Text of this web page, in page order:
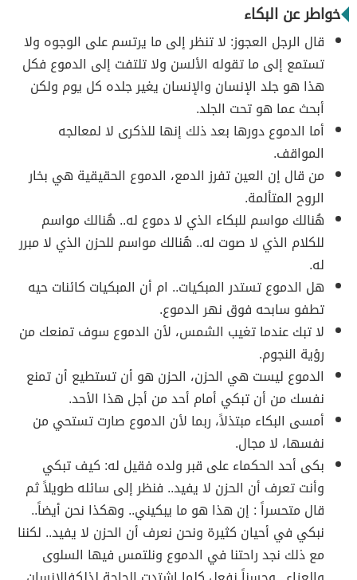
خواطر عن البكاء
قال الرجل العجوز: لا تنظر إلى ما يرتسم على الوجوه ولا
تستمع إلى ما تقوله الألسن ولا تلتفت إلى الدموع فكل
هذا هو جلد الإنسان والإنسان يغير جلده كل يوم ولكن
أبحث عما هو تحت الجلد.
أما الدموع دورها بعد ذلك إنها للذكرى لا لمعالجه
المواقف.
من قال إن العين تفرز الدمع، الدموع الحقيقية هي بخار
الروح المتألمة.
هُنالك مواسم للبكاء الذي لا دموع له.. هُنالك مواسم
للكلام الذي لا صوت له.. هُنالك مواسم للحزن الذي لا مبرر
له.
هل الدموع تستدر المبكيات.. ام أن المبكيات كائنات حيه
تطفو سابحه فوق نهر الدموع.
لا تبك عندما تغيب الشمس، لأن الدموع سوف تمنعك من
رؤية النجوم.
الدموع ليست هي الحزن، الحزن هو أن تستطيع أن تمنع
نفسك من أن تبكي أمام أحد من أجل هذا الأحد.
أمسى البكاء مبتذلاً، ربما لأن الدموع صارت تستحي من
نفسها، لا مجال.
بكى أحد الحكماء على قبر ولده فقيل له: كيف تبكي
وأنت تعرف أن الحزن لا يفيد.. فنظر إلى سائله طويلاً ثم
قال متحسراً : إن هذا هو ما يبكيني.. وهكذا نحن أيضاً..
نبكي في أحيان كثيرة ونحن نعرف أن الحزن لا يفيد.. لكننا
مع ذلك نجد راحتنا في الدموع ونلتمس فيها السلوى